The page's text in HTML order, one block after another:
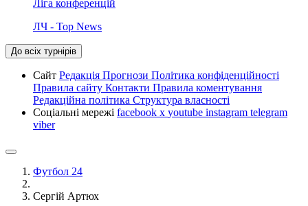
Ліга конференцій
ЛЧ - Top News
До всіх турнірів
Сайт Редакція Прогнози Політика конфіденційності
Правила сайту Контакти Правила коментування
Редакційна політика Структура власності
Соціальні мережі facebook x youtube instagram telegram
viber
Футбол 24
Сергій Артюх